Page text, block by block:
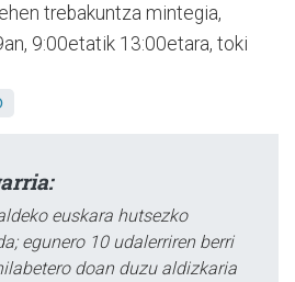
trebakuntza mintegia,
9:00etatik 13:00etara, toki
euskara hutsezko
egunero 10 udalerriren berri
doan duzu aldizkaria